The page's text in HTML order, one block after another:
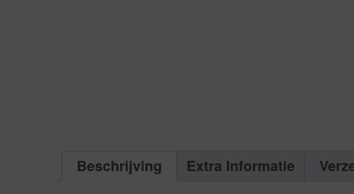
Beschrijving Extra Informatie